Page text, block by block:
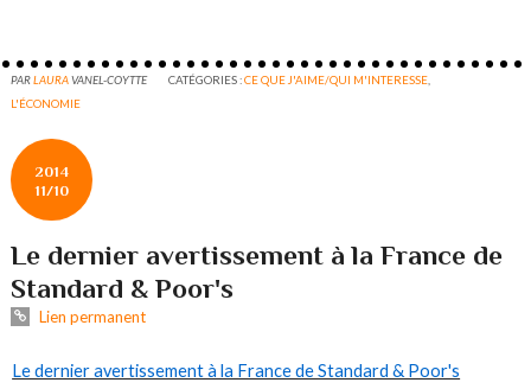
PARLAURAVANEL-COYTTE CATÉGORIES :CE QUE J'AIME/QUI M'INTERESSE
L'ÉCONOMIE
2014
11/10
Le dernier avertissement à la France de
Standard & Poor's
Lien permanent
Le dernier avertissement à la France de Standard & Poor's